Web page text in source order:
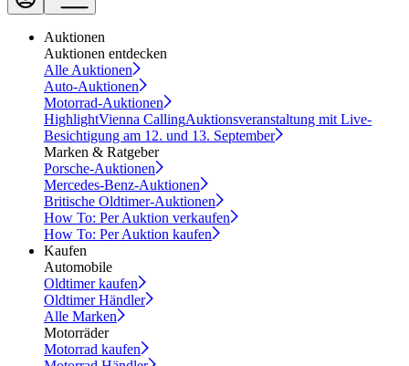
Auktionen
Auktionen entdecken
Alle Auktionen
Auto-Auktionen
Motorrad-Auktionen
HighlightVienna CallingAuktionsveranstaltung mit Live-
Besichtigung am 12. und 13. September
Marken & Ratgeber
Porsche-Auktionen
Mercedes-Benz-Auktionen
Britische Oldtimer-Auktionen
How To: Per Auktion verkaufen
How To: Per Auktion kaufen
Kaufen
Automobile
Oldtimer kaufen
Oldtimer Händler
Alle Marken
Motorräder
Motorrad kaufen